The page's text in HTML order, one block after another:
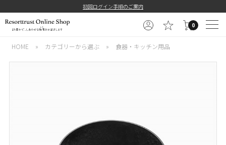
初回ログイン手順のご案内
0
HOME » カテゴリーから選ぶ » 食器・キッチン用品